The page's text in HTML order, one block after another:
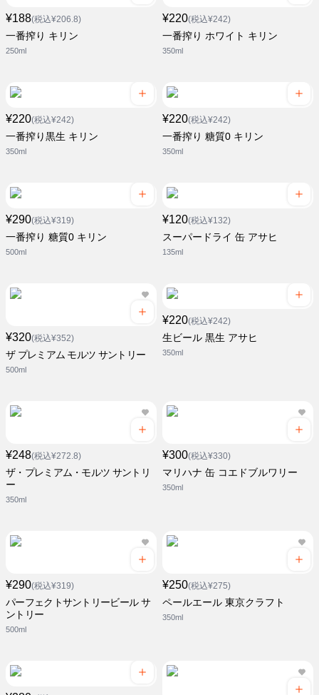
¥188(税込¥206.8)
一番搾り キリン
250ml
¥220(税込¥242)
一番搾り ホワイト キリン
350ml
¥220(税込¥242)
一番搾り黒生 キリン
350ml
¥220(税込¥242)
一番搾り 糖質0 キリン
350ml
¥290(税込¥319)
一番搾り 糖質0 キリン
500ml
¥120(税込¥132)
スーパードライ 缶 アサヒ
135ml
¥320(税込¥352)
ザ プレミアム モルツ サントリー
500ml
¥220(税込¥242)
生ビール 黒生 アサヒ
350ml
¥248(税込¥272.8)
ザ・プレミアム・モルツ サントリ
ー
350ml
¥300(税込¥330)
マリハナ 缶 コエドブルワリー
350ml
¥290(税込¥319)
パーフェクトサントリービール サ
ントリー
500ml
¥250(税込¥275)
ペールエール 東京クラフト
350ml